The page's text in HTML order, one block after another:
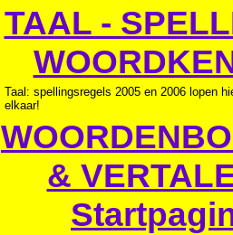
TAAL -
Taal: spellingsregels 2005 en 2006 lopen
elkaar!
&